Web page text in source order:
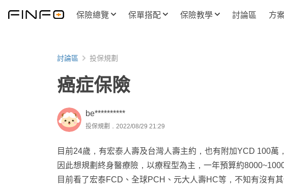
保險總覽 保單搭配 保險教學 討論區 方
討論區 投保規劃
癌症保險
be**********
投保規劃．2022/08/29 21:29
目前24歲，有宏泰人壽及台灣人壽主約，也有附加YCD 100萬
因此想規劃終身醫療險，以療程型為主，一年預算約
目前看了宏泰FCD、全球PCH、元大人壽HC等，不知有沒有